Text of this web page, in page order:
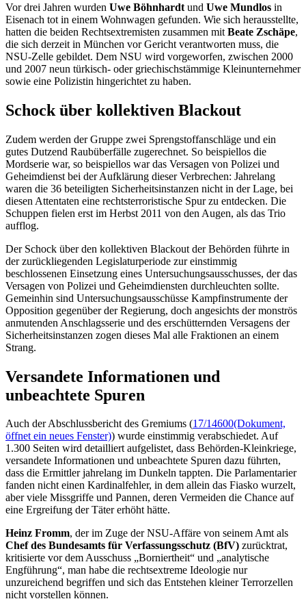
Vor drei Jahren wurden Uwe Böhnhardt und Uwe Mundlos in
Eisenach tot in einem Wohnwagen gefunden. Wie sich herausstellte,
hatten die beiden Rechtsextremisten zusammen mit Beate Zschäpe,
die sich derzeit in München vor Gericht verantworten muss, die
NSU-Zelle gebildet. Dem NSU wird vorgeworfen, zwischen 2000
und 2007 neun türkisch- oder griechischstämmige Kleinunternehmer
sowie eine Polizistin hingerichtet zu haben.
Schock über kollektiven Blackout
Zudem werden der Gruppe zwei Sprengstoffanschläge und ein
gutes Dutzend Raubüberfälle zugerechnet. So beispiellos die
Mordserie war, so beispiellos war das Versagen von Polizei und
Geheimdienst bei der Aufklärung dieser Verbrechen: Jahrelang
waren die 36 beteiligten Sicherheitsinstanzen nicht in der Lage, bei
diesen Attentaten eine rechtsterroristische Spur zu entdecken. Die
Schuppen fielen erst im Herbst 2011 von den Augen, als das Trio
aufflog.
Der Schock über den kollektiven Blackout der Behörden führte in
der zurückliegenden Legislaturperiode zur einstimmig
beschlossenen Einsetzung eines Untersuchungsausschusses, der das
Versagen von Polizei und Geheimdiensten durchleuchten sollte.
Gemeinhin sind Untersuchungsausschüsse Kampfinstrumente der
Opposition gegenüber der Regierung, doch angesichts der monströs
anmutenden Anschlagsserie und des erschütternden Versagens der
Sicherheitsinstanzen zogen dieses Mal alle Fraktionen an einem
Strang.
Versandete Informationen und
unbeachtete Spuren
Auch der Abschlussbericht des Gremiums (17/14600(Dokument,
öffnet ein neues Fenster)) wurde einstimmig verabschiedet. Auf
1.300 Seiten wird detailliert aufgelistet, dass Behörden-Kleinkriege,
versandete Informationen und unbeachtete Spuren dazu führten,
dass die Ermittler jahrelang im Dunkeln tappten. Die Parlamentarier
fanden nicht einen Kardinalfehler, in dem allein das Fiasko wurzelt,
aber viele Missgriffe und Pannen, deren Vermeiden die Chance auf
eine Ergreifung der Täter erhöht hätte.
Heinz Fromm, der im Zuge der NSU-Affäre von seinem Amt als
Chef des Bundesamts für Verfassungsschutz (BfV) zurücktrat,
kritisierte vor dem Ausschuss „Borniertheit“ und „analytische
Engführung“, man habe die rechtsextreme Ideologie nur
unzureichend begriffen und sich das Entstehen kleiner Terrorzellen
nicht vorstellen können.